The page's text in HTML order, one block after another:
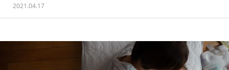
2021.04.17